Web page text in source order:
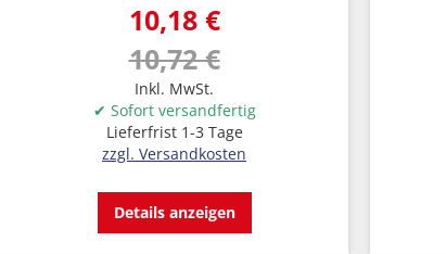
10,18 €
10,72 €
Inkl. MwSt.
✔ Sofort versandfertig
Lieferfrist 1-3 Tage
zzgl. Versandkosten
Details anzeigen